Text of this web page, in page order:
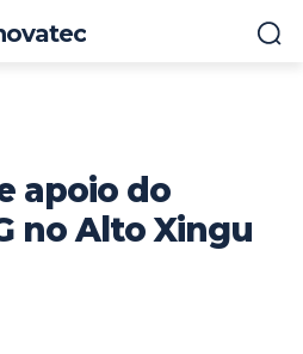
apoio do
no Alto Xingu